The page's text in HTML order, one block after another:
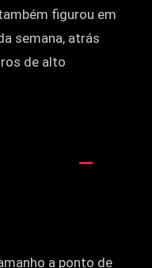
figurou em
semana, atrás
de alto
a ponto de